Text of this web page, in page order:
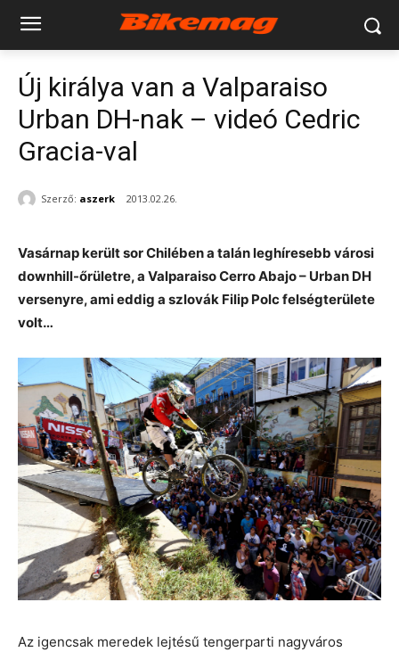
Új királya van a Valparaiso
Urban DH-nak – videó Cedric
Gracia-val
Szerző: aszerk 2013.02.26.
Vasárnap került sor Chilében a talán leghíresebb városi
downhill-őrületre, a Valparaiso Cerro Abajo – Urban DH
versenyre, ami eddig a szlovák Filip Polc felségterülete
volt…
Az igencsak meredek lejtésű tengerparti nagyváros